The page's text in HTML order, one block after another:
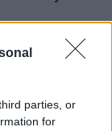
parties, or
for
miatt